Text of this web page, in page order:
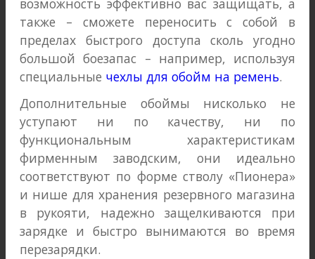
возможность эффективно вас защищать, а
также – сможете переносить с собой в
пределах быстрого доступа сколь угодно
большой боезапас – например, используя
специальные чехлы для обойм на ремень.
Дополнительные обоймы нисколько не
уступают ни по качеству, ни по
функциональным характеристикам
фирменным заводским, они идеально
соответствуют по форме стволу «Пионера»
и нише для хранения резервного магазина
в рукояти, надежно защелкиваются при
зарядке и быстро вынимаются во время
перезарядки.